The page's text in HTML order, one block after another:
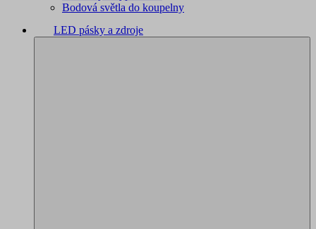
Bodová světla do koupelny
LED pásky a zdroje